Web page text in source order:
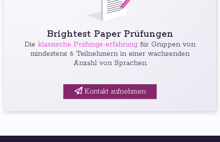
Brightest Paper Prüfungen
Die klassische Prüfungs-erfahrung für Gruppen von
mindestens 6 Teilnehmern in einer wachsenden
Anzahl von Sprachen.
Kontakt aufnehmen